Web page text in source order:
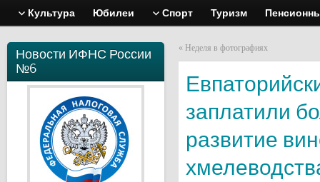
Культура Юбилеи Спорт Туризм
Новости ИФНС России
№6
« Неделя в фотографиях
заплатили
развитие